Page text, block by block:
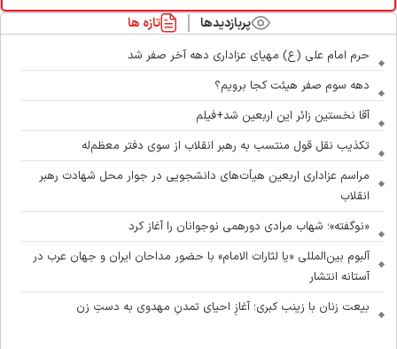
پربازدیدها تازه ها
حرم امام علی (ع) مهیای عزاداری دهه آخر صفر شد
دهه سوم صفر هیئت کجا برویم؟
آقا نخستین زائر این اربعین شد+فیلم
تکذیب نقل قول منتسب به رهبر انقلاب از سوی دفتر معظم‌له
مراسم عزاداری اربعین هیأت‌های دانشجویی در جوار محل شهادت رهبر
انقلاب
«نوگفته»؛ شهاب مرادی دورهمی نوجوانان را آغاز کرد
آلبوم بین‌المللی «یا لثارات الامام» با حضور مداحان ایران و جهان عرب در
آستانه انتشار
بیعت زنان با زینب کبری؛ آغازِ احیای تمدنِ مهدوی به دستِ زن